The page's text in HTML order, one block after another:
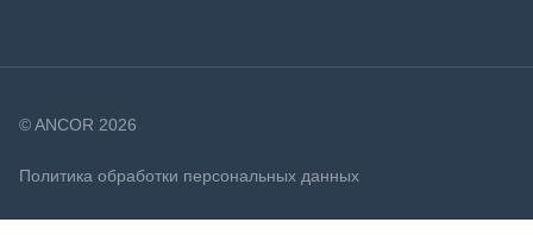
© ANCOR 2026
Политика обработки персональных данных